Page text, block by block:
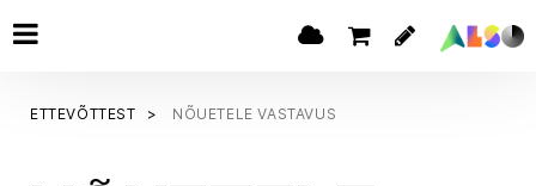
ETTEVÕTTEST NÕUETELE VASTAVUS